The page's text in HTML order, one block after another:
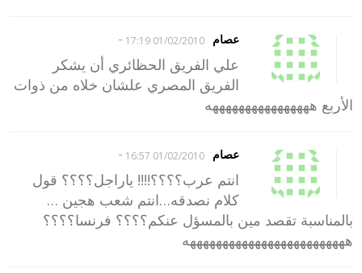
عصام 01/02/2010 17:19
-
علي الفريق الحظائري أن يشكر
الفريق المصري علشان خلاه من ذوات
الأربع ههههههههههههههههه
عصام 01/02/2010 16:57
-
انتم عرب؟؟؟؟!!!! ياراجل؟؟؟؟ قول
كلام نصدقه…انتم شعب هجين …
بالمناسبة تقصد مين بالمسؤل عنكم؟؟؟؟ فرنسا؟؟؟؟
هههههههههههههههههههههههههه